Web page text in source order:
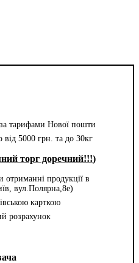
тарифами Нової пошти
від 5000 грн. та до 30кг
торг доречний!!!)
отриманні продукції в
вул.Полярна,8е)
карткою
розрахунок